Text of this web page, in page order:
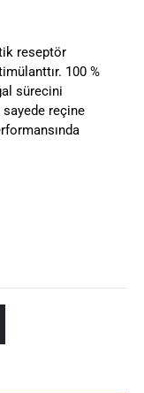
reseptör
100 %
sürecini
sayede reçine